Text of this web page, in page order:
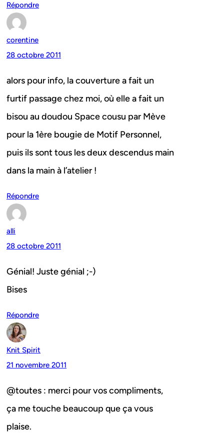
Répondre
corentine
28 octobre 2011
alors pour info, la couverture a fait un
furtif passage chez moi, où elle a fait un
bisou au doudou Space cousu par Mève
pour la 1ère bougie de Motif Personnel,
puis ils sont tous les deux descendus main
dans la main à l’atelier !
Répondre
alli
28 octobre 2011
Génial! Juste génial ;-)
Bises
Répondre
Knit Spirit
21 novembre 2011
@toutes : merci pour vos compliments,
ça me touche beaucoup que ça vous
plaise.